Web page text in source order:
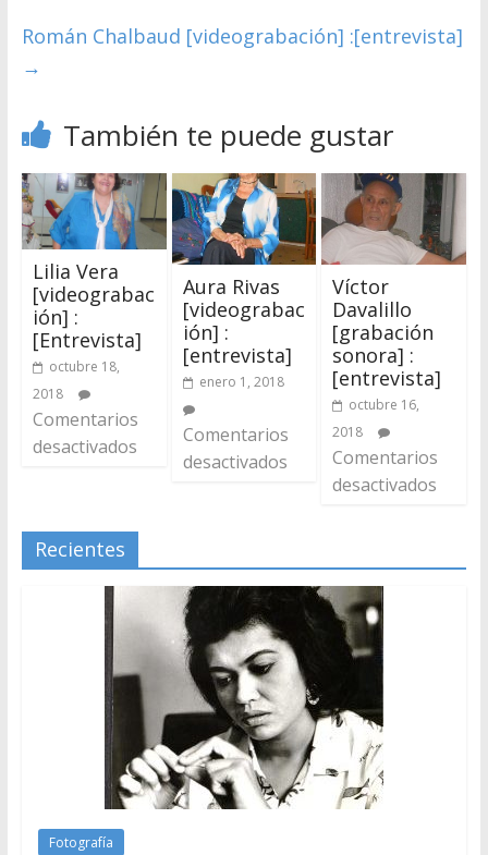
Román Chalbaud [videograbación] :[entrevista]
→
También te puede gustar
Lilia Vera
[videograbac
ión] :
[Entrevista]
octubre 18,
2018
Comentarios
desactivados
Aura Rivas
[videograbac
ión] :
[entrevista]
enero 1, 2018
Comentarios
desactivados
Víctor
Davalillo
[grabación
sonora] :
[entrevista]
octubre 16,
2018
Comentarios
desactivados
Recientes
Fotografía